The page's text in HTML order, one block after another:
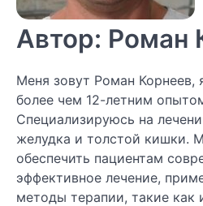
Автор: Роман
Меня зовут Роман Корнеев,
более чем 12-летним
Специализируюсь на
желудка и толстой кишки.
обеспечить пациентам
эффективное лечение,
методы терапии, такие как